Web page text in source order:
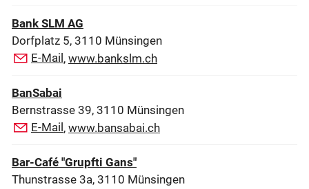
Bank SLM AG
Dorfplatz 5, 3110 Münsingen
E-Mail , www.bankslm.ch
BanSabai
Bernstrasse 39, 3110 Münsingen
E-Mail , www.bansabai.ch
Bar-Café "Grupfti Gans"
Thunstrasse 3a, 3110 Münsingen